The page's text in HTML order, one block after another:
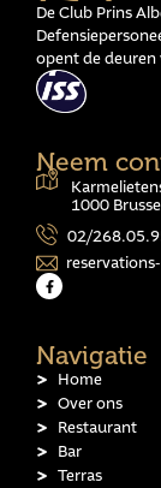
De Club Prins
opent de
Neem
1000
02/
Navigatie
Home
Over ons
Restaurant
Bar
Terras